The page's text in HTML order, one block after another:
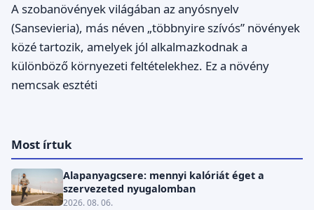
A szobanövények világában az anyósnyelv
(Sansevieria), más néven „többnyire szívós” növények
közé tartozik, amelyek jól alkalmazkodnak a
különböző környezeti feltételekhez. Ez a növény
nemcsak esztéti
Most írtuk
Alapanyagcsere: mennyi kalóriát éget a
szervezeted nyugalomban
2026. 08. 06.